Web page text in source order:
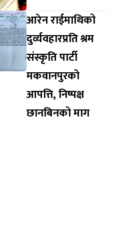
आरेन राईमाथिको
दुर्व्यवहारप्रति श्रम
संस्कृति पार्टी
मकवानपुरको
आपत्ति, निष्पक्ष
छानबिनको माग